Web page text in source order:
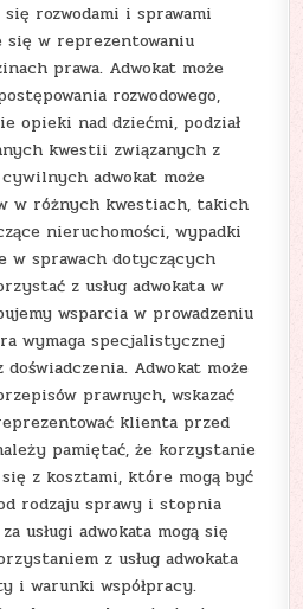
rozwodami i sprawami
w reprezentowaniu
prawa. Adwokat może
rozwodowego,
opieki nad dziećmi, podział
kwestii związanych z
adwokat może
w różnych kwestiach, takich
nieruchomości, wypadki
w sprawach dotyczących
z usług adwokata w
wsparcia w prowadzeniu
wymaga specjalistycznej
Adwokat może
prawnych, wskazać
klienta przed
pamiętać, że korzystanie
się z kosztami, które mogą być
rodzaju sprawy i stopnia
usługi adwokata mogą się
z usług adwokata
i warunki współpracy.